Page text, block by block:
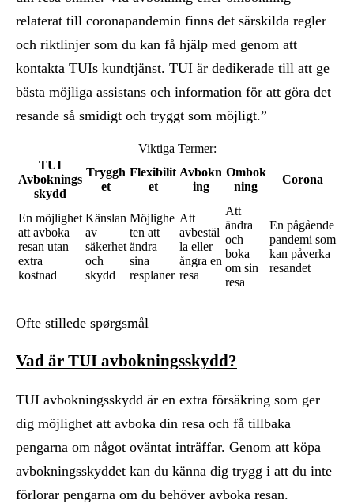
relaterat till coronapandemin finns det särskilda regler
och riktlinjer som du kan få hjälp med genom att
kontakta TUIs kundtjänst. TUI är dedikerade till att ge
bästa möjliga assistans och information för att göra det
resande så smidigt och tryggt som möjligt.”
Viktiga Termer:
TUI
Avboknings
skydd
Tryggh
et
Flexibilit
et
Avbokn
ing
Ombok
ning
Corona
En möjlighet
att avboka
resan utan
extra
kostnad
Känslan
av
säkerhet
och
skydd
Möjlighe
ten att
ändra
sina
resplaner
Att
avbestäl
la eller
ångra en
resa
Att
ändra
och
boka
om sin
resa
En pågående
pandemi som
kan påverka
resandet
Ofte stillede spørgsmål
Vad är TUI avbokningsskydd?
TUI avbokningsskydd är en extra försäkring som ger
dig möjlighet att avboka din resa och få tillbaka
pengarna om något oväntat inträffar. Genom att köpa
avbokningsskyddet kan du känna dig trygg i att du inte
förlorar pengarna om du behöver avboka resan.